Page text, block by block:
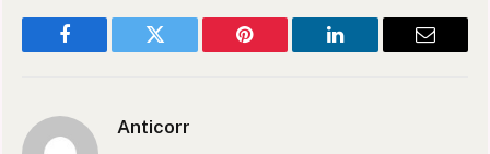
Facebook Twitter Pinterest LinkedIn Email
Anticorr